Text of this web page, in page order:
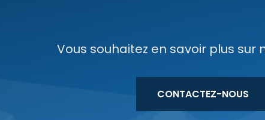
Vous souhaitez en savoir plus sur
CONTACTEZ-NOUS